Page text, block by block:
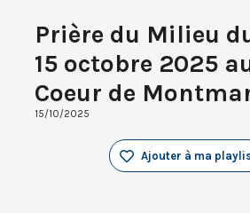
Prière du Milieu
15 octobre 2025
Coeur de
15/10/2025
Ajouter à ma